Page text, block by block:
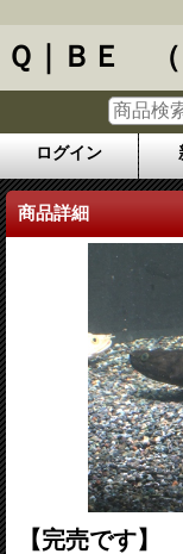
Ｑ｜ＢＥ （
ログイン
商品詳細
【完売です